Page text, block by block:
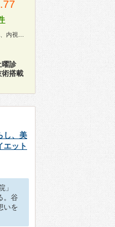
健康診断
診
術搭載
し、美
エット
」
。谷
いを